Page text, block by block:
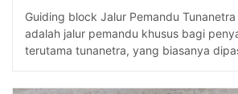
Guiding block Jalur Pemandu
adalah jalur pemandu khusus bagi
terutama tunanetra, yang biasanya